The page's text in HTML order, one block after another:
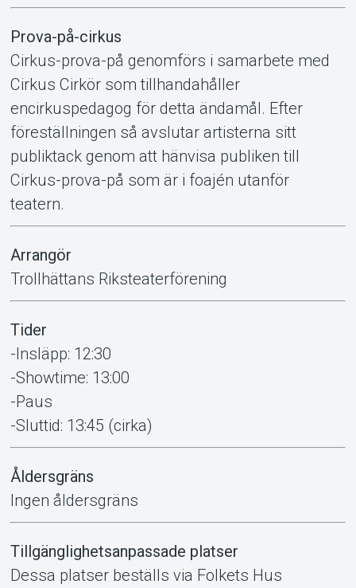
Prova-på-cirkus
Cirkus-prova-på genomförs i samarbete med
Cirkus Cirkör som tillhandahåller
encirkuspedagog för detta ändamål. Efter
föreställningen så avslutar artisterna sitt
publiktack genom att hänvisa publiken till
Cirkus-prova-på som är i foajén utanför
teatern.
Arrangör
Trollhättans Riksteaterförening
Tider
-Insläpp: 12:30
-Showtime: 13:00
-Paus
-Sluttid: 13:45 (cirka)
Åldersgräns
Ingen åldersgräns
Tillgänglighetsanpassade platser
Dessa platser beställs via Folkets Hus